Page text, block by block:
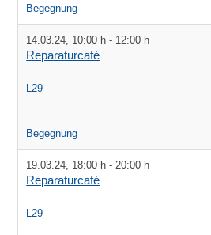
Begegnung
14.03.24 10:00 h - 12:00 h
Reparaturcafé
L29
-
-
Begegnung
19.03.24 18:00 h - 20:00 h
Reparaturcafé
L29
-